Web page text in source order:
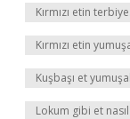
Kırmızı etin
Kırmızı etin
Kuşbaşı et
Lokum gibi et